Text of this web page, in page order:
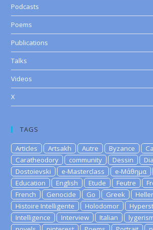
Podcasts
Poems
Publications
Talks
Videos
X
TAGS
Articles Artsakh Autre Byzance
Caratheodory
community Dessin
Dostoievski
e-Masterclass e-Μάθημα
Education
English Etude Feutre
French
Genocide Go Greek
Histoire Intelligente
Holodomor
Intelligence
Interview Italian